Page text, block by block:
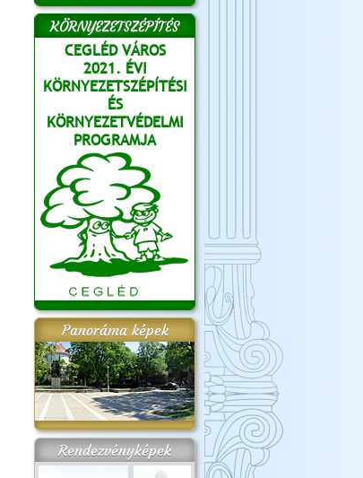
KÖRNYEZETSZÉPÍTÉS
CEGLÉD VÁROS
2021. ÉVI
KÖRNYEZETSZÉPÍTÉSI
ÉS
KÖRNYEZETVÉDELMI
PROGRAMJA
Panoráma képek
Rendezvényképek